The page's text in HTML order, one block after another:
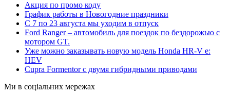
Акция по промо коду
График работы в Новогодние праздники
С 7 по 23 августа мы уходим в отпуск
Ford Ranger – автомобиль для поездок по бездорожью с
мотором GT.
Уже можно заказывать новую модель Honda HR-V e:
HEV
Cupra Formentor с двумя гибридными приводами
Ми в соціальних мережах